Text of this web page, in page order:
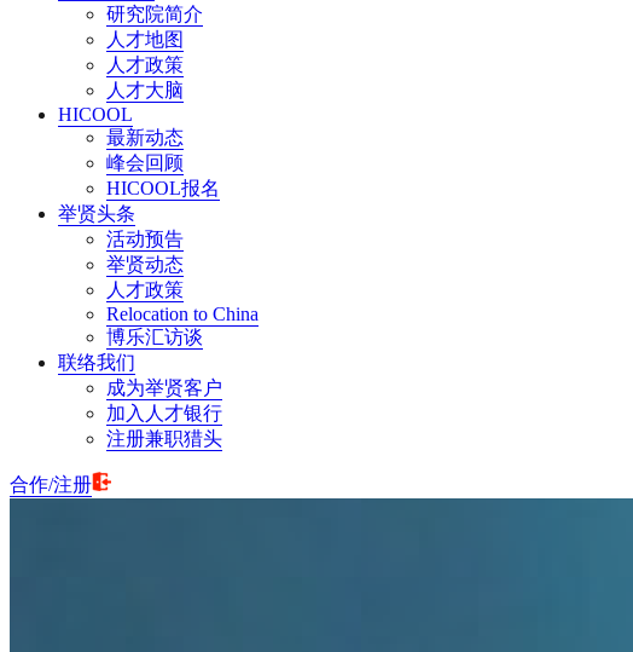
研究院简介
人才地图
人才政策
人才大脑
HICOOL
最新动态
峰会回顾
HICOOL报名
举贤头条
活动预告
举贤动态
人才政策
Relocation to China
博乐汇访谈
联络我们
成为举贤客户
加入人才银行
注册兼职猎头
合作/注册